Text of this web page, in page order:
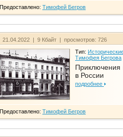
Предоставлено: Тимофей Бегров
21.04.2022 | 9 Кбайт | просмотров: 726
Тип:
Тимофея Бегрова
Приключения
в России
подробнее
Предоставлено: Тимофей Бегров